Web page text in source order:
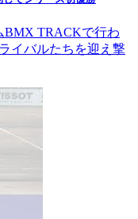
BMX TRACKで行わ
イバルたちを迎え撃